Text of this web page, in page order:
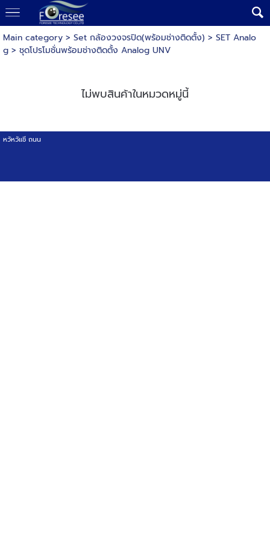
Main category> Set กล้องวงจรปิด(พร้อมช่างติดตั้ง) > SET Analo
g> ชุดโปรโมชั่นพร้อมช่างติดตั้ง Analog UNV
ไม่พบสินค้าในหมวดหมู่นี้
หวัหวัเเชี ถนน